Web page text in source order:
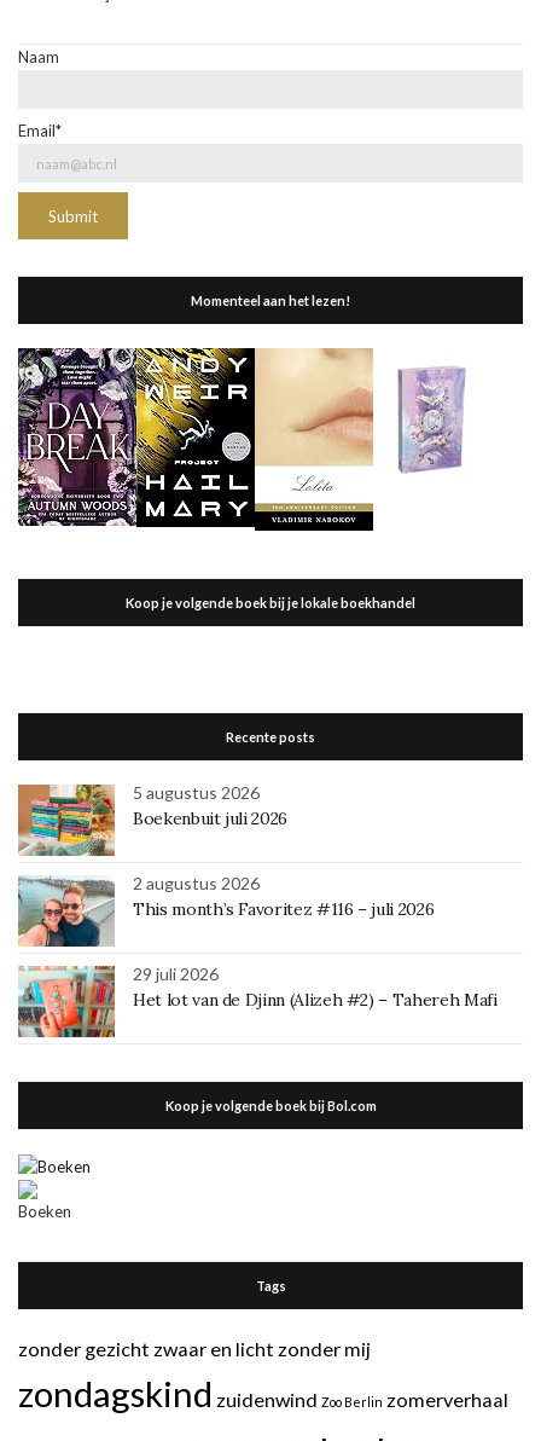
Naam
Email*
Momenteel aan het lezen!
Koop je volgende boek bij je lokale boekhandel
Recente posts
5 augustus 2026
Boekenbuit juli 2026
2 augustus 2026
This month’s Favoritez #116 – juli 2026
29 juli 2026
Het lot van de Djinn (Alizeh #2) – Tahereh Mafi
Koop je volgende boek bij Bol.com
Tags
zonder gezicht zwaar en licht zonder mij
zondagskind zuidenwind Zoo Berlin zomerverhaal